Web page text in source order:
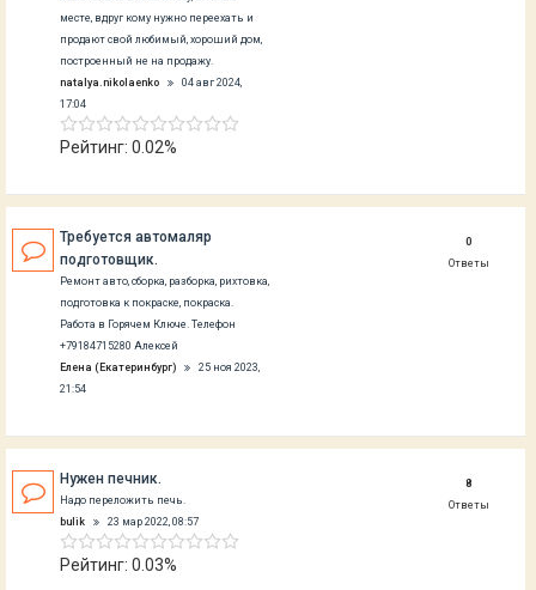
месте, вдруг кому нужно переехать и
продают свой любимый, хороший дом,
построенный не на продажу.
natalya.nikolaenko
04 авг 2024,
17:04
Рейтинг: 0.02%
Требуется автомаляр
подготовщик.
Ремонт авто, сборка, разборка, рихтовка,
подготовка к покраске, покраска.
Работа в Горячем Ключе. Телефон
+79184715280 Алексей
Елена (Екатеринбург)
25 ноя 2023,
21:54
0
Ответы
Нужен печник.
Надо переложить печь.
bulik
23 мар 2022, 08:57
Рейтинг: 0.03%
8
Ответы